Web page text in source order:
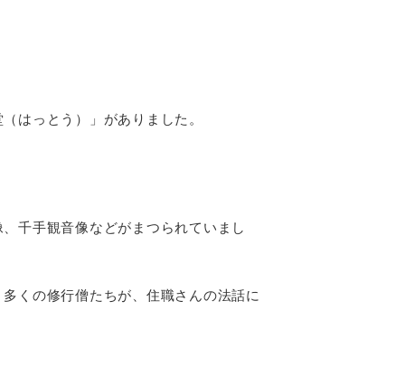
はっとう）」がありました。
千手観音像などがまつられていまし
くの修行僧たちが、住職さんの法話に